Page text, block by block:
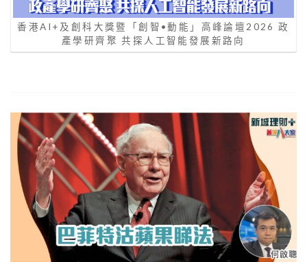
香港AI+及創科大獎暨「創智•動能」高峰論壇2026 政
產學研齊聚 共探人工智能發展新路向